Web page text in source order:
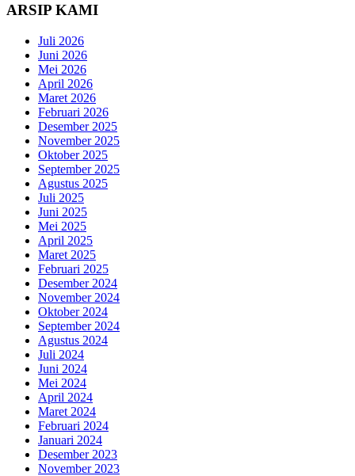
ARSIP KAMI
Juli 2026
Juni 2026
Mei 2026
April 2026
Maret 2026
Februari 2026
Desember 2025
November 2025
Oktober 2025
September 2025
Agustus 2025
Juli 2025
Juni 2025
Mei 2025
April 2025
Maret 2025
Februari 2025
Desember 2024
November 2024
Oktober 2024
September 2024
Agustus 2024
Juli 2024
Juni 2024
Mei 2024
April 2024
Maret 2024
Februari 2024
Januari 2024
Desember 2023
November 2023